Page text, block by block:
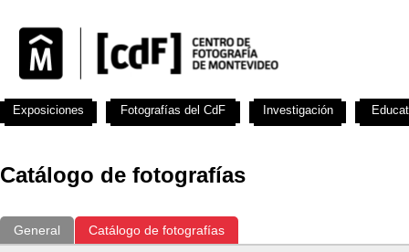
Catálogo de fotografías
General Catálogo de fotografías
Exposiciones Fotografías del CdF Investigación